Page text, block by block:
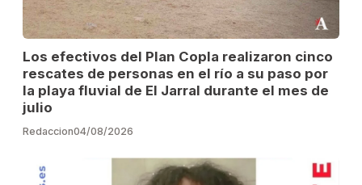
Los efectivos del Plan Copla realizaron cinco
rescates de personas en el río a su paso por
la playa fluvial de El Jarral durante el mes de
julio
Redaccion04/08/2026